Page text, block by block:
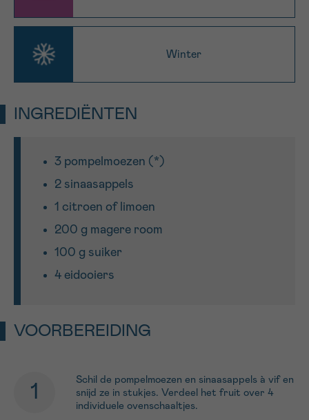
Winter
INGREDIËNTEN
3 pompelmoezen (*)
2 sinaasappels
1 citroen of limoen
200 g magere room
100 g suiker
4 eidooiers
VOORBEREIDING
Schil de pompelmoezen en sinaasappels à vif en
snijd ze in stukjes. Verdeel het fruit over 4
individuele ovenschaaltjes.
Ja, stuur mij de nieuwsbrief
*VERPLICHT VELD
Sturen